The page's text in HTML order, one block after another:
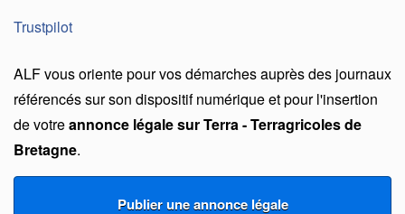
Trustpilot
ALF vous oriente pour vos démarches auprès des journaux
référencés sur son dispositif numérique et pour l'insertion
de votreannonce légale sur Terra - Terragricoles de
Bretagne.